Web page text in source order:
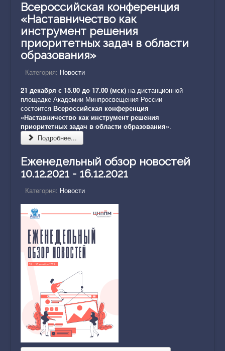
Всероссийская конференция
«Наставничество как
инструмент решения
приоритетных задач в области
образования»
Категория: Новости
21 декабря с 15.00 до 17.00 (мск) на дистанционной
площадке Академии Минпросвещения России
состоится Всероссийская конференция
«Наставничество как инструмент решения
приоритетных задач в области образования».
Подробнее...
Еженедельный обзор новостей
10.12.2021 - 16.12.2021
Категория: Новости